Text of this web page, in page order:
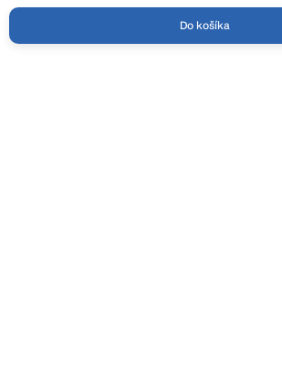
Do košíka